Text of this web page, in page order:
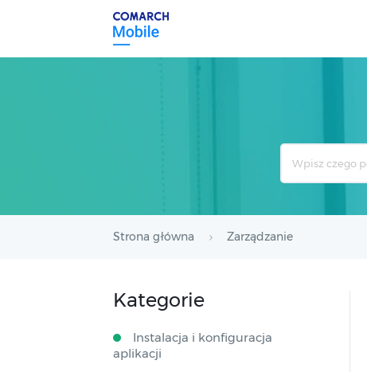
Strona główna Zarządzanie
Kategorie
Instalacja i konfiguracja
aplikacji